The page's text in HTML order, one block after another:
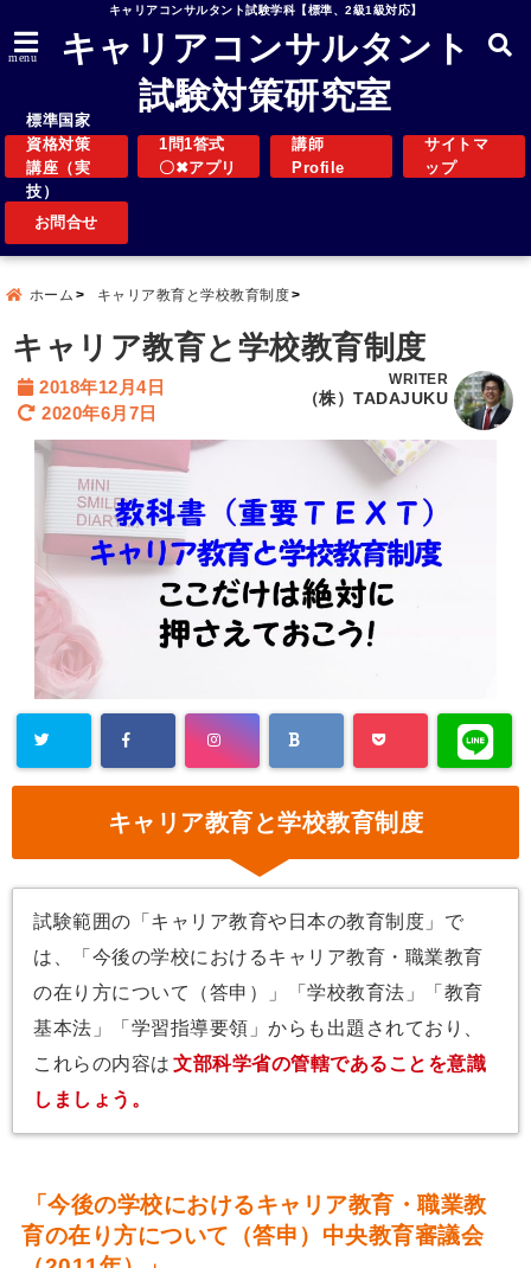
キャリアコンサルタント試験学科【標準、2級1級対応】
menu
キャリアコンサルタント
試験対策研究室
標準国家
資格対策
講座（実
技）
1問1答式
〇✖アプリ
講師
Profile
サイトマ
ップ
お問合せ
ホーム キャリア教育と学校教育制度
キャリア教育と学校教育制度
2018年12月4日
2020年6月7日
WRITER
（株）TADAJUKU
キャリア教育と学校教育制度
試験範囲の「キャリア教育や日本の教育制度」で
は、「今後の学校におけるキャリア教育・職業教育
の在り方について（答申）」「学校教育法」「教育
基本法」「学習指導要領」からも出題されており、
これらの内容は 文部科学省の管轄であることを意識
しましょう。
「今後の学校におけるキャリア教育・職業教
育の在り方について（答申）中央教育審議会